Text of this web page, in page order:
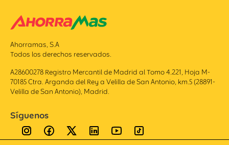
Ahorramas, S.A
Todos los derechos reservados.
A28600278 Registro Mercantil de Madrid al Tomo 4.221, Hoja M-
70185 Ctra. Arganda del Rey a Velilla de San Antonio, km.5 (28891-
Velilla de San Antonio), Madrid.
Síguenos